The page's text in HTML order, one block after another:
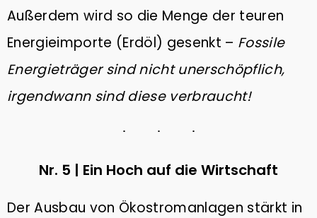
Außerdem wird so die Menge der teuren
Energieimporte (Erdöl) gesenkt – Fossile
Energieträger sind nicht unerschöpflich,
irgendwann sind diese verbraucht!
Nr. 5 | Ein Hoch auf die Wirtschaft
Der Ausbau von Ökostromanlagen stärkt in